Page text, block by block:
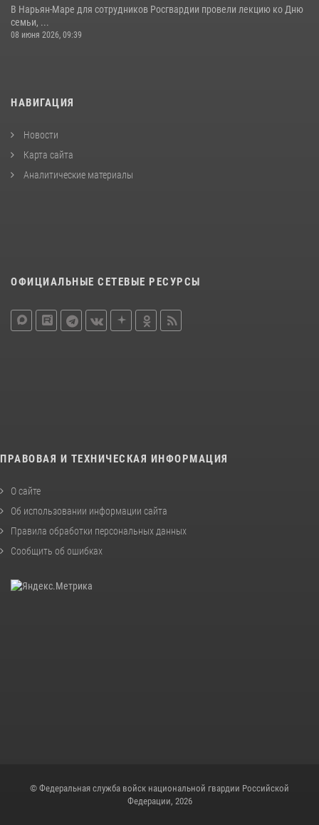
В Нарьян-Маре для сотрудников Росгвардии провели лекцию ко Дню
семьи, ...
08 июня 2026, 09:39
НАВИГАЦИЯ
Новости
Карта сайта
Аналитические материалы
ОФИЦИАЛЬНЫЕ СЕТЕВЫЕ РЕСУРСЫ
ПРАВОВАЯ И ТЕХНИЧЕСКАЯ ИНФОРМАЦИЯ
О сайте
Об использовании информации сайта
Правила обработки персональных данных
Сообщить об ошибках
© Федеральная служба войск национальной гвардии Российской
Федерации, 2026